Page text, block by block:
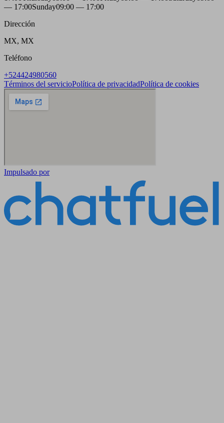
— 17:00Sunday09:00 — 17:00
Dirección
MX, MX
Teléfono
+524424980560
Términos del servicioPolítica de privacidadPolítica de cookies
Impulsado por